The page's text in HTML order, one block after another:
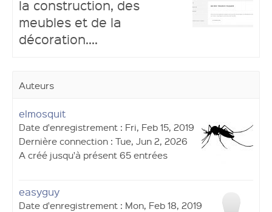
la construction, des
meubles et de la
décoration....
Auteurs
elmosquit
Date d'enregistrement : Fri, Feb 15, 2019
Dernière connection : Tue, Jun 2, 2026
A créé jusqu'à présent 65 entrées
easyguy
Date d'enregistrement : Mon, Feb 18, 2019